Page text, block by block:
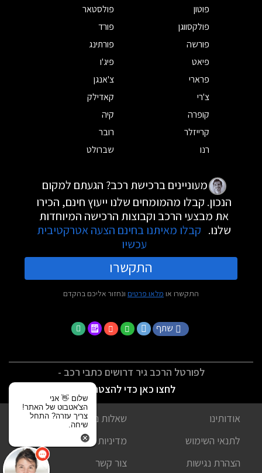
פוטון
פולסטאר
פולקסווגן
פורד
פורשה
פורתינג
פיאט
פיג'ו
פרארי
צ'אנגן
צ'רי
קאדילק
קופרה
קיה
קרייזלר
רובר
רנו
שברולט
מעוניינים ברכישת רכב? הגעתם למקום
הנכון. קבלו מהמומחים שלנו ייעוץ חינם, הכירו
את מבצעי הרכב וקבוצות הרכישה המיוחדות
שלנו. קבלו מאיתנו בחינם הצעה אטרקטיבית
עכשיו
התקשרו
התקשרו או מלאו פרטים ונחזור אליכם בהקדם
שתף
לפורטל הרכב גיר דרושים כתבי רכב -
לחצו כאן כדי להצטרף
אודותינו
שאלות נפוצות
לתנאי השימוש
מדיניות פרטיות
הצהרת נגישות
צור קשר
שלום 👋 אני
הצ'אטבוט של האתר!
צריך עזרה? התחל
שיחה.